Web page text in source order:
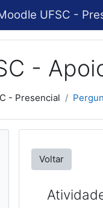
UFSC -
-
- Presencial
Voltar